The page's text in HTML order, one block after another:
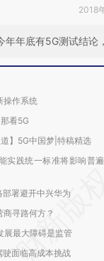
2018
年年底有5G测试结论
操作系统
看5G
道】5G中国梦|特稿精选
实践统一标准将影响普遍
署避开中兴华为
寻路何方？
展最大障碍是监管
驶面临高成本挑战